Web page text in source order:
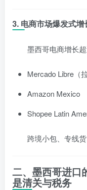
3. 电商市场爆发式增
墨西哥电商增长
Mercado Libre（
Amazon Mexico
Shopee Latin
跨境小包、专线
二、墨西哥进口
是清关与税务